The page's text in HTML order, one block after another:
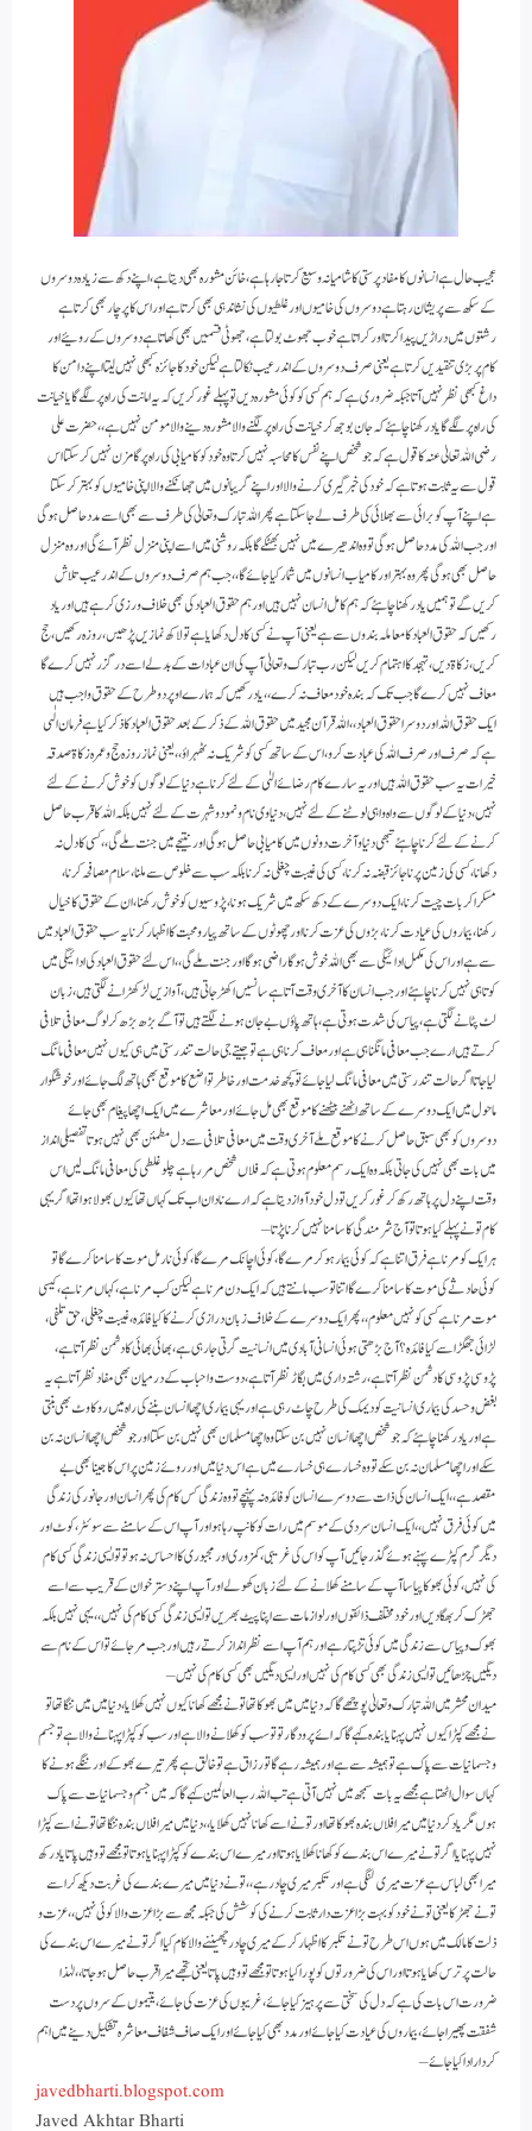
عجیب حال ہے انسانوں کا مفاد پرستی کا شامیانہ وسیع کرتا جارہا ہے ، خائن مشورہ بھی دیتاہے ، اپنے دکھ سے زیادہ دوسروں
کے سکھ سے پریشان رہتا ہے دوسروں کی خامیوں اور غلطیوں کی نشاندہی بھی کرتاہے اور اس کا پرچار بھی کرتاہے
رشتوں میں دراڑیں پیدا کرتا اور کراتا ہے خوب جھوٹ بولتا ہے ، جھوٹی قسمیں بھی کھاتا ہے دوسروں کے روئیے اور
کام پر بڑی تنقیدیں کرتا ہے یعنی صرف دوسروں کے اندر عیب نکالتا ہے لیکن خود کا جائزہ کبھی نہیں لیتا اپنے دامن کا
داغ کبھی نظر نہیں آتا جبکہ ضروری ہے کہ ہم کسی کو کوئی مشورہ دیں تو پہلے غور کریں کہ یہ امانت کی راہ پر لگے گا یا خیانت
کی راہ پر لگے گا یاد رکھنا چاہئے کہ جان بوجھ کر خیانت کی راہ پر لگنے والا مشورہ دینے والا مومن نہیں ہے ،، حضرت علی
رضی اللہ تعالیٰ عنہ کا قول ہے کہ جو شخص اپنے نفس کا محاسبہ نہیں کرتا وہ خود کو کامیابی کی راہ پر گامزن نہیں کرسکتا اس
قول سے یہ ثابت ہوتاہے کہ خود کی خبر گیری کرنے والا اور اپنے گریبانوں میں جھانکنے والا اپنی خامیوں کو بہتر کرسکتا
ہے اپنے آپ کو برائی سے بھلائی کی طرف لے جاسکتا ہے پھر اللہ تبارک وتعالیٰ کی طرف سے بھی اسے مدد حاصل ہوگی
اور جب اللہ کی مدد حاصل ہوگی تو وہ اندھیرے میں نہیں بھٹکے گا بلکہ روشنی میں اسے اپنی منزل نظر آئے گی اور وہ منزل
حاصل بھی ہوگی پھر وہ بہتر اور کامیاب انسانوں میں شمار کیا جائے گا ،، جب ہم صرف دوسروں کے اندر عیب تلاش
کریں گے تو ہمیں یاد رکھنا چاہئے کہ ہم کامل انسان نہیں ہیں اور ہم حقوق العباد کی بھی خلاف ورزی کرہے ہیں اور یاد
رکھیں کہ حقوق العباد کا معاملہ بندوں سے ہے یعنی آپ نے کسی کا دل دکھایا ہے تو لاکھ نمازیں پڑھیں ، روزہ رکھیں ، حج
کریں ، زکاۃ دیں ، تہجد کا اہتمام کریں لیکن رب تبارک وتعالیٰ آپ کی ان عبادات کے بدلے اسے درگزر نہیں کرے گا
معاف نہیں کرے گا جب تک کہ بندہ خود معاف نہ کرے ،، یاد رکھیں کہ ہمارے اوپر دو طرح کے حقوق واجب ہیں
ایک حقوق اللہ اور دوسرا حقوق العباد ،، اللہ قرآن مجید میں حقوق اللہ کے ذکر کے بعد حقوق العباد کا ذکر کیا ہے فرمان الٰہی
ہے کہ صرف اور صرف اللہ کی عبادت کرو ، اس کے ساتھ کسی کو شریک نہ ٹھہراؤ،، یعنی نماز روزہ حج وعمرہ زکاۃ صدقہ
خیرات یہ سب حقوق اللہ ہیں اور یہ سارے کام رضائے الہٰی کے لئے کرنا ہے دنیا کے لوگوں کو خوش کرنے کے لئے
نہیں، دنیا کے لوگوں سے واہ واہی لوٹنے کے لئے نہیں ، دنیاوی نام ونمود و شہرت کے لئے نہیں بلکہ اللہ کا قرب حاصل
کرنے کے لئے کرنا چاہئے تبھی دنیا وآخرت دونوں میں کامیابی حاصل ہوگی اور نتیجے میں جنت ملے گی ،، کسی کا دل نہ
دکھانا، کسی کی زمین پر ناجائز قبضہ نہ کرنا ، کسی کی غیبت چغلی نہ کرنا بلکہ سب سے خلوص سے ملنا ، سلام مصافحہ کرنا،
مسکراکر بات چیت کرنا، ایک دوسرے کے دکھ سکھ میں شریک ہونا ، پڑوسیوں کو خوش رکھنا، ان کے حقوق کا خیال
رکھنا ، بیماروں کی عیادت کرنا ، بڑوں کی عزت کرنا اور چھوٹوں کے ساتھ پیار ومحبت کا اظہار کرنا یہ سب حقوق العباد میں
سے ہے اور اس کی مکمل ادائیگی سے بھی اللہ خوش ہوگا راضی ہوگا اور جنت ملے گی ،، اس لئے حقوق العباد کی ادائیگی میں
کوتاہی نہیں کرنا چاہئے اور جب انسان کا آخری وقت آتا ہے سانسیں اکھڑ جاتی ہیں ، آوازیں لڑکھڑانے لگتی ہیں ، زبان
لٹ پٹانے لگتی ہے ، پیاس کی شدت ہوتی ہے ، ہاتھ پاؤں بے جان ہونے لگتے ہیں تو آگے بڑھ بڑھ کر لوگ معافی تلافی
کرتے ہیں ارے جب معافی مانگنا ہی ہے اور معاف کرنا ہی ہے تو جیتے جی حالت تندرستی میں ہی کیوں نہیں معافی مانگ
لیا جاتا اگر حالت تندرستی میں معافی مانگ لیا جائے تو کچھ خدمت اور خاطر تواضع کا موقع بھی ہاتھ لگ جائے اور خوشگوار
ماحول میں ایک دوسرے کے ساتھ اٹھنے بیٹھنے کا موقع بھی مل جائے اور معاشرے میں ایک اچھا پیغام بھی جائے
دوسروں کو بھی سبق حاصل کرنے کا موقع ملے آخری وقت میں معافی تلافی سے دل مطمئن بھی نہیں ہوتا تفصیلی انداز
میں بات بھی نہیں کی جاتی بلکہ وہ ایک رسم معلوم ہوتی ہے کہ فلاں شخص مررہا ہے چلو غلطی کی معافی مانگ لیں اس
وقت اپنے دل پر ہاتھ رکھ کر غور کریں تو دل خود آواز دیتاہے کہ ارے نادان اب تک کہاں تھا کیوں بھولا ہوا تھا اگر یہی
کام تونے پہلے کیا ہوتا تو آج شرمندگی کا سامنا نہیں کرنا پڑتا –
ہر ایک کو مرنا ہے فرق اتنا ہے کہ کوئی بیمار ہوکر مرے گا ، کوئی اچانک مرے گا ، کوئی نارمل موت کا سامنا کرے گا تو
کوئی حادثے کی موت کا سامنا کرے گا اتنا تو سب مانتے ہیں کہ ایک دن مرنا ہے لیکن کب مرنا ہے ، کہاں مرنا ہے ، کیسی
موت مرنا ہے کسی کو نہیں معلوم ،، پھر ایک دوسرے کے خلاف زبان درازی کرنے کا کیا فائدہ ، غیبت چغلی ، حق تلفی ،
لڑائی جھگڑا سے کیا فائدہ ؟ آج بڑھتی ہوئی انسانی آبادی میں انسانیت گرتی جارہی ہے ، بھائی بھائی کا دشمن نظر آتا ہے ،
پڑوسی پڑوسی کا دشمن نظر آتا ہے ، رشتہ داری میں بگاڑ نظر آتا ہے ، دوست و احباب کے درمیان بھی مفاد نظر آتا ہے یہ
بغض و حسد کی بیماری انسانیت کو دیمک کی طرح چاٹ رہی ہے اور یہی بیماری اچھا انسان بننے کی راہ میں روکاوٹ بھی بنتی
ہے اور یاد رکھنا چاہئے کہ جو شخص اچھا انسان نہیں بن سکتا وہ اچھا مسلمان بھی نہیں بن سکتا اور جو شخص اچھا انسان نہ بن
سکے اور اچھا مسلمان نہ بن سکے تو وہ خسارے ہی خسارے میں ہے اس دنیا میں اور روئے زمین پر اس کا جینا بھی بے
مقصد ہے ،، ایک انسان کی ذات سے دوسرے انسان کو فائدہ نہ پہنچے تو وہ زندگی کس کام کی پھر انسان اور جانور کی زندگی
میں کوئی فرق نہیں ،، ایک انسان سردی کے موسم میں رات کو کانپ رہا ہو اور آپ اس کے سامنے سے سوئٹر، کوٹ اور
دیگر گرم کپڑے پہنے ہوئے گذر جائیں آپ کو اس کی غریبی ، کمزوری اور مجبوری کا احساس نہ ہوتو تو ایسی زندگی کسی کام
کی نہیں ، کوئی بھوکا پیاسا آپ کے سامنے کھلانے کے لئے زبان کھولے اور آپ اپنے دسترخوان کے قریب سے اسے
جھڑک کر بھگادیں اور خود مختلف ذائقوں اور لوازمات سے اپنا پیٹ بھریں تو ایسی زندگی کسی کام کی نہیں،، یہی نہیں بلکہ
بھوک و پیاس سے زندگی میں کوئی تڑپتا رہے اور ہم آپ اسے نظر انداز کرتے رہیں اور جب مرجائے تو اس کے نام سے
دیگیں چڑھائیں تو ایسی زندگی بھی کسی کام کی نہیں اور ایسی دیگیں بھی کسی کام کی نہیں –
میدان محشر میں اللہ تبارک وتعالیٰ پوچھے گا کہ دنیا میں میں بھوکا تھا تو نے مجھے کھانا کیوں نہیں کھلایا، دنیا میں میں ننگا تھا تو
نے مجھے کپڑا کیوں نہیں پہنایا بندہ کہے گا کہ ائے پرودگار تو تو سب کو کھلانے والا ہے اور سب کو کپڑا پہنانے والا ہے تو جسم
و جسمانیات سے پاک ہے تو ہمیشہ سے ہے اور ہمیشہ رہے گا تو رزاق ہے تو خالق ہے پھر تیرے بھوکے اور ننگے ہونے کا
کہاں سوال اٹھتا ہے مجھے یہ بات سمجھ میں نہیں آتی ہے تب اللہ رب العالمین کہے گا کہ میں جسم و جسمانیات سے پاک
ہوں مگر یاد کر دنیا میں میرا فلاں بندہ بھوکا تھا اور تونے اسے کھانا نہیں کھلایا،، دنیا میں میرا فلاں بندہ ننگا تھا تو نے اسے کپڑا
نہیں پہنایا اگر تو نے میرے اس بندے کو کھانا کھلایا ہوتا اور میرے اس بندے کو کپڑا پہنایا ہوتا تو مجھے تو وہیں پاتا یاد رکھ
میرا بھی لباس ہے عزت میری لنگی ہے اور تکبر میری چادر ہے ،، تونے دنیا میں میرے بندے کی غربت دیکھ کر اسے
تونے جھڑکا یعنی تو نے خود کو بہت بڑا عزت دار ثابت کرنے کی کوشش کی جبکہ مجھ سے بڑا عزت والا کوئی نہیں ،، عزت و
ذلت کا مالک میں ہوں اس طرح تو نے تکبر کا اظہار کرکے میری چادر چھیننے والا کام کیا اگر تونے میرے اس بندے کی
حالت پر ترس کھایا ہوتا اور اس کی ضرورتوں کو پورا کیا ہوتا تو مجھے تو وہیں پاتا یعنی تجھے میرا قرب حاصل ہوجاتا ،، لہٰذا
ضرورت اس بات کی ہے کہ دل کی سختی سے پرہیز کیا جائے ، غریبوں کی عزت کی جائے ، یتیموں کے سروں پر دست
شفقت پھیرا جائے ، بیماروں کی عیادت کیا جائے اور مدد بھی کیا جائے اور ایک صاف شفاف معاشرہ تشکیل دینے میں اہم
کردار ادا کیا جائے –
javedbharti.blogspot.com
Javed Akhtar Bharti